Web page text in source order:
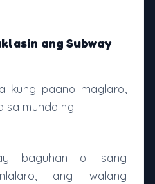
ang Subway
kung paano maglaro,
sa mundo ng
baguhan o isang
ang walang